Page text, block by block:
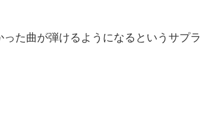
た曲が弾けるようになるというサプラ